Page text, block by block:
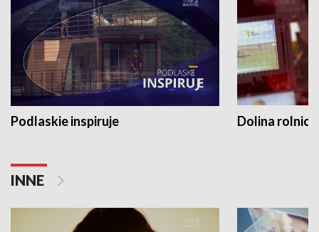
Podlaskie inspiruje Dolina
INNE